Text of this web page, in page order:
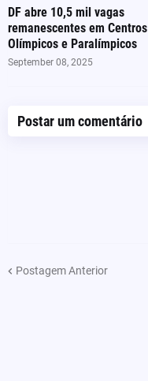
DF abre 10,5 mil vagas
remanescentes em Centros
Olímpicos e Paralímpicos
September 08, 2025
Postar um comentário
Postagem Anterior